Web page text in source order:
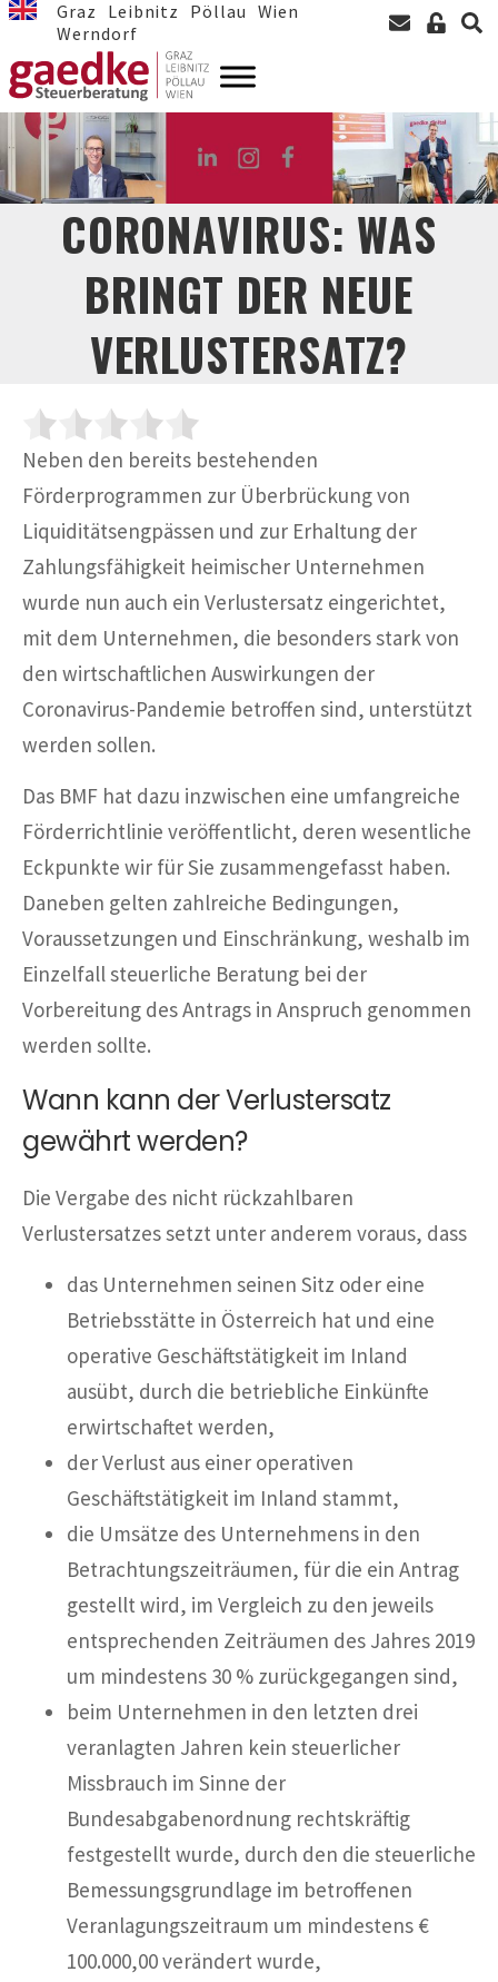
Graz Leibnitz Pöllau Wien
Werndorf
CORONAVIRUS: WAS
BRINGT DER NEUE
VERLUSTERSATZ?
Neben den bereits bestehenden
Förderprogrammen zur Überbrückung von
Liquiditätsengpässen und zur Erhaltung der
Zahlungsfähigkeit heimischer Unternehmen
wurde nun auch ein Verlustersatz eingerichtet,
mit dem Unternehmen, die besonders stark von
den wirtschaftlichen Auswirkungen der
Coronavirus-Pandemie betroffen sind, unterstützt
werden sollen.
Das BMF hat dazu inzwischen eine umfangreiche
Förderrichtlinie veröffentlicht, deren wesentliche
Eckpunkte wir für Sie zusammengefasst haben.
Daneben gelten zahlreiche Bedingungen,
Voraussetzungen und Einschränkung, weshalb im
Einzelfall steuerliche Beratung bei der
Vorbereitung des Antrags in Anspruch genommen
werden sollte.
Wann kann der Verlustersatz
gewährt werden?
Die Vergabe des nicht rückzahlbaren
Verlustersatzes setzt unter anderem voraus, dass
das Unternehmen seinen Sitz oder eine
Betriebsstätte in Österreich hat und eine
operative Geschäftstätigkeit im Inland
ausübt, durch die betriebliche Einkünfte
erwirtschaftet werden,
der Verlust aus einer operativen
Geschäftstätigkeit im Inland stammt,
die Umsätze des Unternehmens in den
Betrachtungszeiträumen, für die ein Antrag
gestellt wird, im Vergleich zu den jeweils
entsprechenden Zeiträumen des Jahres 2019
um mindestens 30 % zurückgegangen sind,
beim Unternehmen in den letzten drei
veranlagten Jahren kein steuerlicher
Missbrauch im Sinne der
Bundesabgabenordnung rechtskräftig
festgestellt wurde, durch den die steuerliche
Bemessungsgrundlage im betroffenen
Veranlagungszeitraum um mindestens €
100.000,00 verändert wurde,